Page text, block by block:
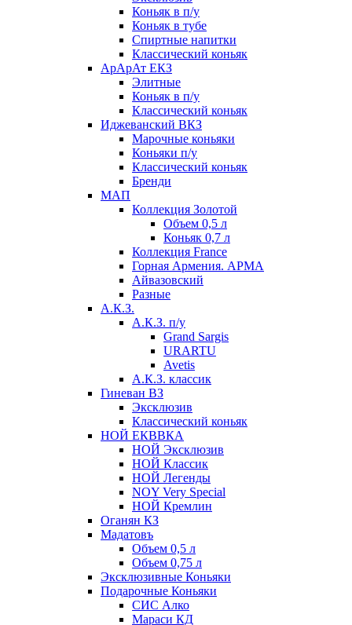
Коньяк в п/у
Коньяк в тубе
Спиртные напитки
Классический коньяк
АрАрАт ЕКЗ
Элитные
Коньяк в п/у
Классический коньяк
Иджеванский ВКЗ
Марочные коньяки
Коньяки п/у
Классический коньяк
Бренди
МАП
Коллекция Золотой
Объем 0,5 л
Коньяк 0,7 л
Коллекция France
Горная Армения. АРМА
Айвазовский
Разные
А.К.З.
А.К.З. п/у
Grand Sargis
URARTU
Avetis
А.К.З. классик
Гиневан ВЗ
Эксклюзив
Классический коньяк
НОЙ ЕКВВКА
НОЙ Эксклюзив
НОЙ Классик
НОЙ Легенды
NOY Very Speсial
НОЙ Кремлин
Оганян КЗ
Мадатовъ
Объем 0,5 л
Объем 0,75 л
Эксклюзивные Коньяки
Подарочные Коньяки
СИС Алко
Мараси КД